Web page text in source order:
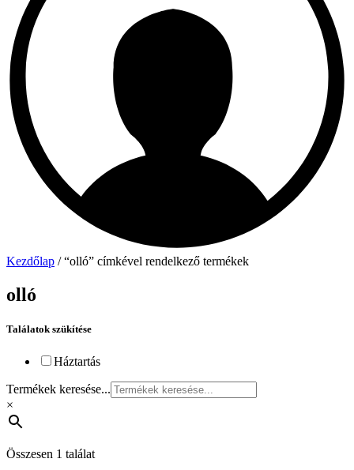
Kezdőlap / “olló” címkével rendelkező termékek
olló
Találatok szükítése
Háztartás
Termékek keresése...
×
Összesen 1 találat